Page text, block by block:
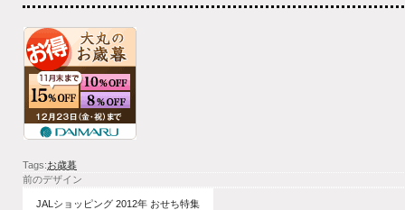
Tags:お歳暮
前のデザイン
JALショッピング 2012年 おせち特集